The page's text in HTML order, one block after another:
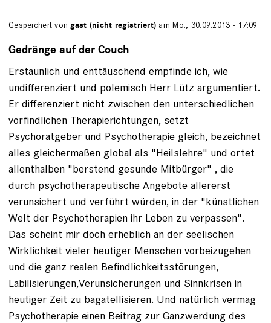
Gespeichert vongast (nicht registriert) am Mo., 30.09.2013 - 17:09
Gedränge auf der Couch
Erstaunlich und enttäuschend empfinde ich, wie
undifferenziert und polemisch Herr Lütz argumentiert.
Er differenziert nicht zwischen den unterschiedlichen
vorfindlichen Therapierichtungen, setzt
Psychoratgeber und Psychotherapie gleich, bezeichnet
alles gleichermaßen global als "Heilslehre" und ortet
allenthalben "berstend gesunde Mitbürger" , die
durch psychotherapeutische Angebote allererst
verunsichert und verführt würden, in der "künstlichen
Welt der Psychotherapien ihr Leben zu verpassen".
Das scheint mir doch erheblich an der seelischen
Wirklichkeit vieler heutiger Menschen vorbeizugehen
und die ganz realen Befindlichkeitsstörungen,
Labilisierungen,Verunsicherungen und Sinnkrisen in
heutiger Zeit zu bagatellisieren. Und natürlich vermag
Psychotherapie einen Beitrag zur Ganzwerdung des